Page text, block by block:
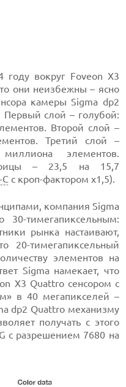
вокруг Foveon X3
они неизбежны – ясно
камеры Sigma dp2
Первый слой – голубой:
Второй слой –
Третий слой –
элементов.
– 23,5 на 15,7
C с кроп-фактором x1,5).
компания Sigma
тимегапиксельным:
рынка настаивают,
20-тимегапиксельный
элементов на
Sigma намекает, что
X3 Quattro сенсором с
в 40 мегапикселей –
dp2 Quattro механизму
получать с этого
с разрешением 7680 на